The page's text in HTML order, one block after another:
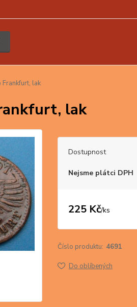
lak
lak
Dostupnost
Nejsme plátci DPH
225 Kč/ks
Číslo produktu: 4691
Do oblíbených